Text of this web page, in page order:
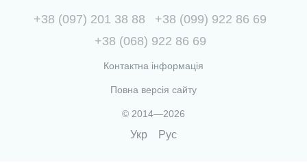
+38 (097) 201 38 88
+38 (099) 922 86 69
+38 (068) 922 86 69
Контактна інформація
Повна версія сайту
© 2014—2026
Укр Рус